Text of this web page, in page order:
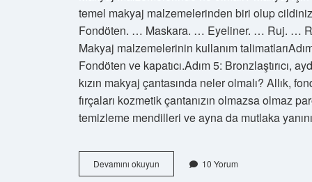
temel makyaj malzemelerinden biri olup
Fondöten. … Maskara. … Eyeliner. … Ruj. …
Makyaj malzemelerinin kullanım
Fondöten ve kapatıcı.Adım 5: Bronzlaştırıcı,
kızın makyaj çantasında neler olmalı? Allık,
fırçaları kozmetik çantanızın olmazsa olmaz
temizleme mendilleri ve ayna da mutlaka
Devamını okuyun
Için
10 Yorum